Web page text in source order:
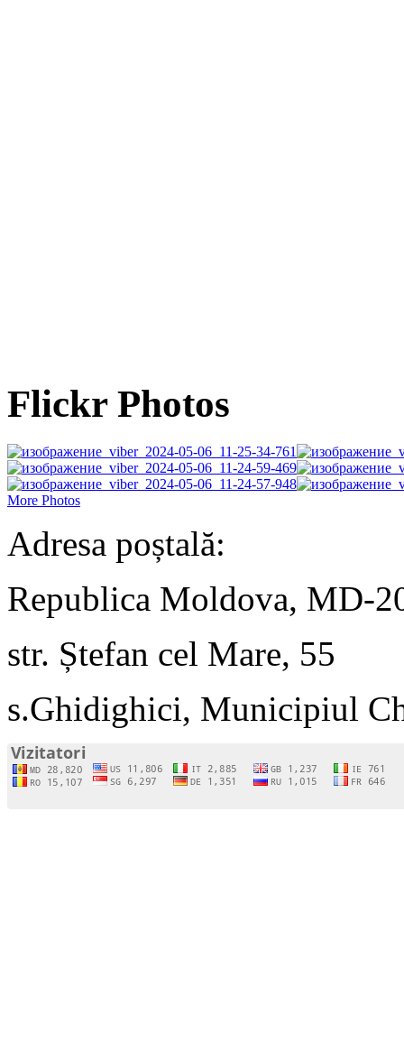
Flickr Photos
More Photos
Adresa poștală:
Republica Moldova, MD-
str. Ștefan cel Mare, 55
s.Ghidighici, Municipiul